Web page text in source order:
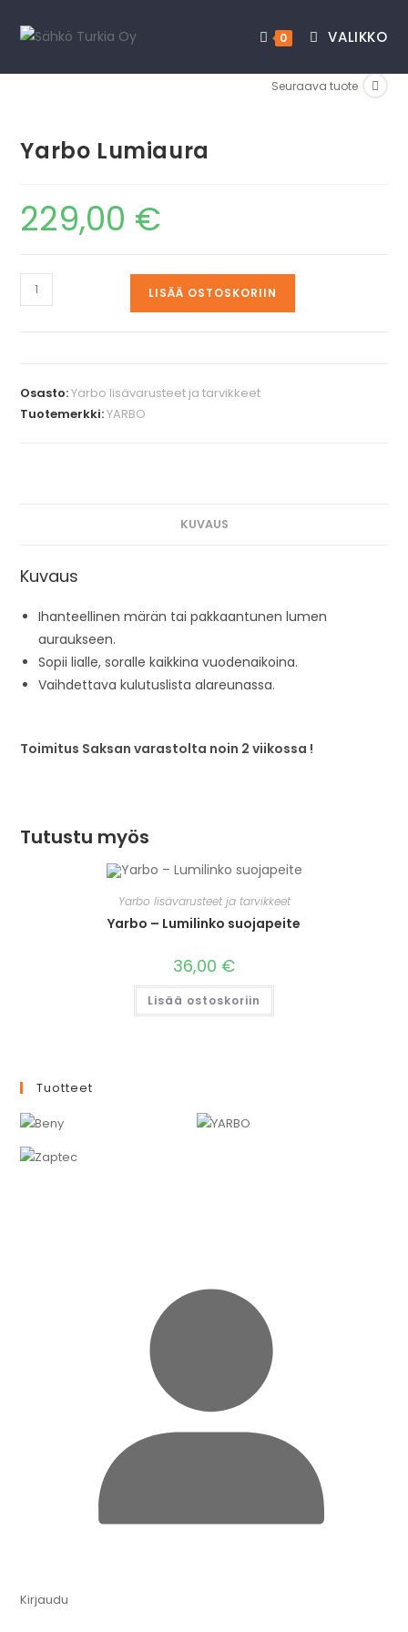
0 VALIKKO
Seuraava tuote
Yarbo Lumiaura
229,00 €
LISÄÄ OSTOSKORIIN
Osasto:Yarbo lisävarusteet ja tarvikkeet
Tuotemerkki:YARBO
KUVAUS
Kuvaus
Ihanteellinen märän tai pakkaantunen lumen
auraukseen.
Sopii lialle, soralle kaikkina vuodenaikoina.
Vaihdettava kulutuslista alareunassa.
Toimitus Saksan varastolta noin 2 viikossa !
Tutustu myös
Yarbo lisävarusteet ja tarvikkeet
Yarbo – Lumilinko suojapeite
36,00 €
Lisää ostoskoriin
Tuotteet
Kirjaudu